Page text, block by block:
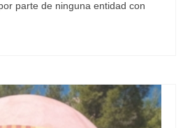
parte de ninguna entidad con